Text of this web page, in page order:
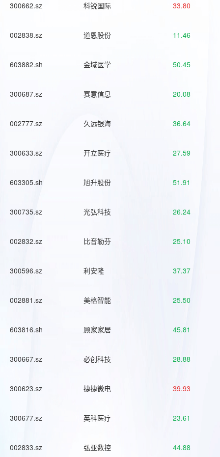
300662.sz 科锐国际 33.80
002838.sz 道恩股份 11.46
603882.sh 金域医学 50.45
300687.sz 赛意信息 20.08
002777.sz 久远银海 36.64
300633.sz 开立医疗 27.59
603305.sh 旭升股份 51.91
300735.sz 光弘科技 26.24
002832.sz 比音勒芬 25.10
300596.sz 利安隆 37.37
002881.sz 美格智能 25.50
603816.sh 顾家家居 45.81
300667.sz 必创科技 28.88
300623.sz 捷捷微电 39.93
300677.sz 英科医疗 23.61
002833.sz 弘亚数控 44.88